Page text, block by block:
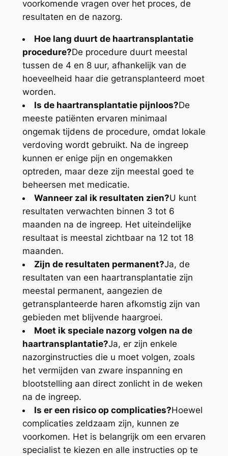
voorkomende vragen over het proces, de
resultaten en de nazorg.
Hoe lang duurt de haartransplantatie
procedure?De procedure duurt meestal
tussen de 4 en 8 uur, afhankelijk van de
hoeveelheid haar die getransplanteerd moet
worden.
Is de haartransplantatie pijnloos?De
meeste patiënten ervaren minimaal
ongemak tijdens de procedure, omdat lokale
verdoving wordt gebruikt. Na de ingreep
kunnen er enige pijn en ongemakken
optreden, maar deze zijn meestal goed te
beheersen met medicatie.
Wanneer zal ik resultaten zien?U kunt
resultaten verwachten binnen 3 tot 6
maanden na de ingreep. Het uiteindelijke
resultaat is meestal zichtbaar na 12 tot 18
maanden.
Zijn de resultaten permanent?Ja, de
resultaten van een haartransplantatie zijn
meestal permanent, aangezien de
getransplanteerde haren afkomstig zijn van
gebieden met blijvende haargroei.
Moet ik speciale nazorg volgen na de
haartransplantatie?Ja, er zijn enkele
nazorginstructies die u moet volgen, zoals
het vermijden van zware inspanning en
blootstelling aan direct zonlicht in de weken
na de ingreep.
Is er een risico op complicaties?Hoewel
complicaties zeldzaam zijn, kunnen ze
voorkomen. Het is belangrijk om een ervaren
specialist te kiezen en alle instructies op te